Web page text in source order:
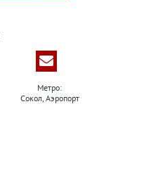
Метро:
Сокол, Аэропорт